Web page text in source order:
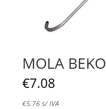
MOLA BEKO
€7.08
€5.76s/ IVA